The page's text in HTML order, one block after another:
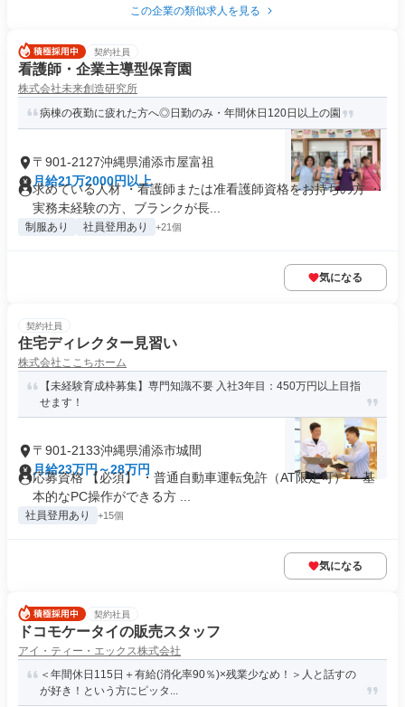
この企業の類似求人を見る
契約社員
看護師・企業主導型保育園
株式会社未来創造研究所
病棟の夜勤に疲れた方へ◎日勤のみ・年間休日120日以上の園
〒901-2127沖縄県浦添市屋富祖
月給21万2000円以上
求めている人材 ・看護師または准看護師資格をお持ちの方 ・
実務未経験の方、ブランクが長...
制服あり 社員登用あり +21個
気になる
契約社員
住宅ディレクター見習い
株式会社ここちホーム
【未経験育成枠募集】専門知識不要 入社3年目：450万円以上目指
せます！
〒901-2133沖縄県浦添市城間
月給23万円～28万円
応募資格 【必須】 ・普通自動車運転免許（AT限定可） ・基
本的なPC操作ができる方 ...
社員登用あり +15個
気になる
契約社員
ドコモケータイの販売スタッフ
アイ・ティー・エックス株式会社
＜年間休日115日＋有給(消化率90％)×残業少なめ！＞人と話すの
が好き！という方にピッタ...